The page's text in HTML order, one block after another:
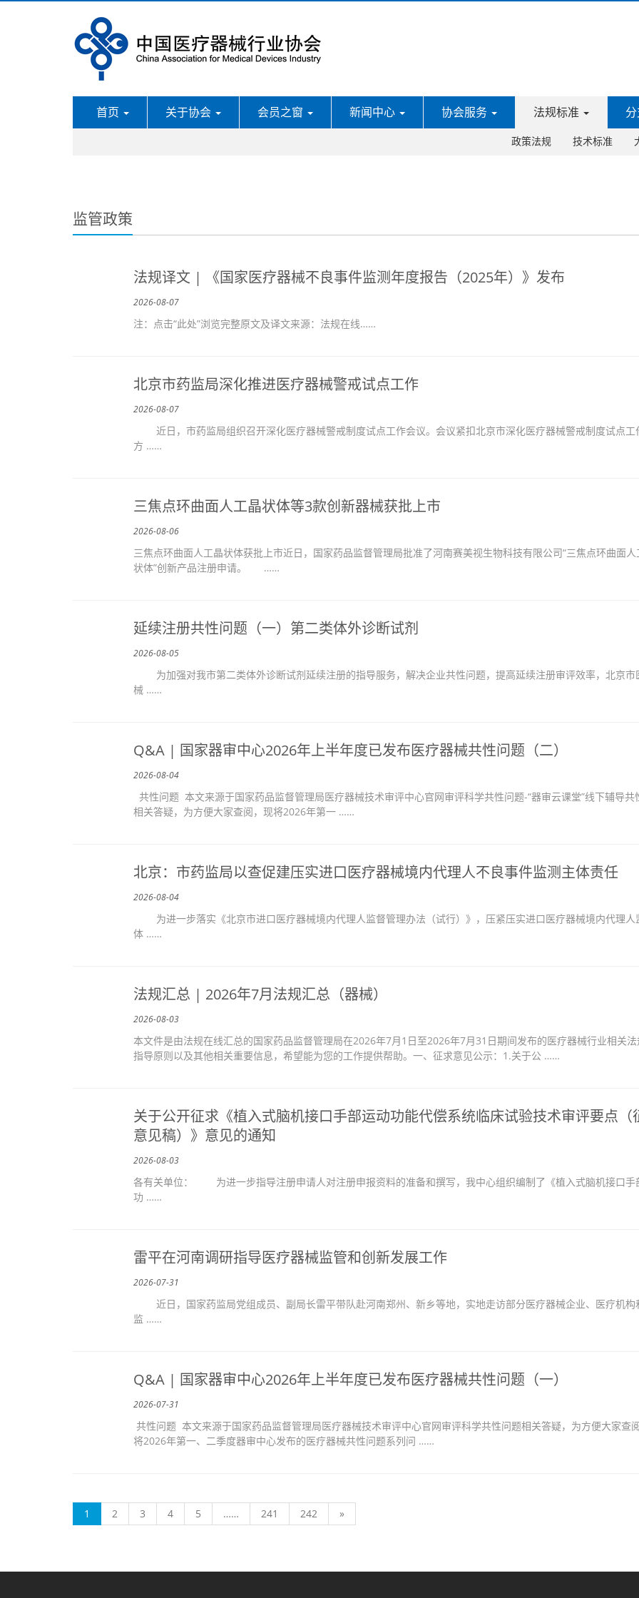
首页 关于协会 会员之窗 新闻中心 协会服务 法规标准
政策法规 技术标准
监管政策
法规译文 | 《国家医疗器械不良事件监测年度报告（2025年）》发布
2026-08-07
注：点击“此处”浏览完整原文及译文来源：法规在线……
北京市药监局深化推进医疗器械警戒试点工作
2026-08-07
近日，市药监局组织召开深化医疗器械警戒制度试点工作会议。会议紧扣北京市深化医疗器械警戒制度试点工
方 ……
三焦点环曲面人工晶状体等3款创新器械获批上市
2026-08-06
三焦点环曲面人工晶状体获批上市近日，国家药品监督管理局批准了河南赛美视生物科技有限公司“三焦点环曲面人
状体”创新产品注册申请。 ……
延续注册共性问题（一）第二类体外诊断试剂
2026-08-05
为加强对我市第二类体外诊断试剂延续注册的指导服务，解决企业共性问题，提高延续注册审评效率，北京市
械 ……
Q&A | 国家器审中心2026年上半年度已发布医疗器械共性问题（二）
2026-08-04
共性问题 本文来源于国家药品监督管理局医疗器械技术审评中心官网审评科学共性问题-“器审云课堂”线下辅导共
相关答疑，为方便大家查阅，现将2026年第一 ……
北京：市药监局以查促建压实进口医疗器械境内代理人不良事件监测主体责任
2026-08-04
为进一步落实《北京市进口医疗器械境内代理人监督管理办法（试行）》，压紧压实进口医疗器械境内代理人
体 ……
法规汇总 | 2026年7月法规汇总（器械）
2026-08-03
本文件是由法规在线汇总的国家药品监督管理局在2026年7月1日至2026年7月31日期间发布的医疗器械行业相关法
指导原则以及其他相关重要信息，希望能为您的工作提供帮助。一、征求意见公示：1.关于公 ……
关于公开征求《植入式脑机接口手部运动功能代偿系统临床试验技术审评要点（
意见稿）》意见的通知
2026-08-03
各有关单位： 为进一步指导注册申请人对注册申报资料的准备和撰写，我中心组织编制了《植入式脑机接口手
功 ……
雷平在河南调研指导医疗器械监管和创新发展工作
2026-07-31
近日，国家药监局党组成员、副局长雷平带队赴河南郑州、新乡等地，实地走访部分医疗器械企业、医疗机构
监 ……
Q&A | 国家器审中心2026年上半年度已发布医疗器械共性问题（一）
2026-07-31
共性问题 本文来源于国家药品监督管理局医疗器械技术审评中心官网审评科学共性问题相关答疑，为方便大家查
将2026年第一、二季度器审中心发布的医疗器械共性问题系列问 ……
1 (current)
2 3 4 5 …… 241 242 »